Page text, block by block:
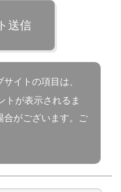
送信
イトの項目は、
トが表示されるま
合がございます。ご